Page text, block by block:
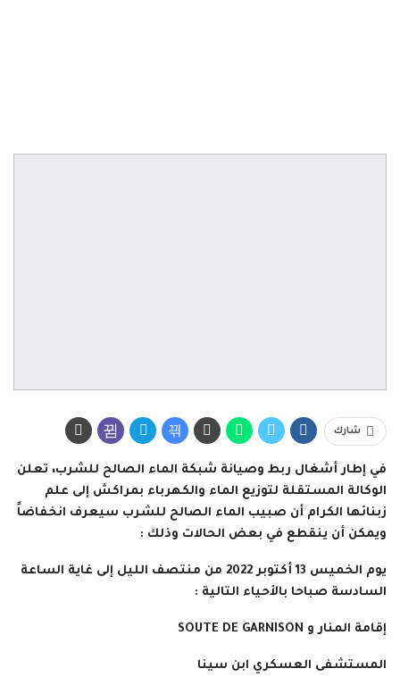
شارك
في إطار أشغال ربط وصيانة شبكة الماء الصالح للشرب، تعلن
الوكالة المستقلة لتوزيع الماء والكهرباء بمراكش إلى علم
زبنائها الكرام أن صبيب الماء الصالح للشرب سيعرف انخفاضاً
ويمكن أن ينقطع في بعض الحالات وذلك :
يوم الخميس 13 أكتوبر 2022 من منتصف الليل إلى غاية الساعة
السادسة صباحا بالأحياء التالية :
إقامة المنار و SOUTE DE GARNISON
المستشفى العسكري ابن سينا